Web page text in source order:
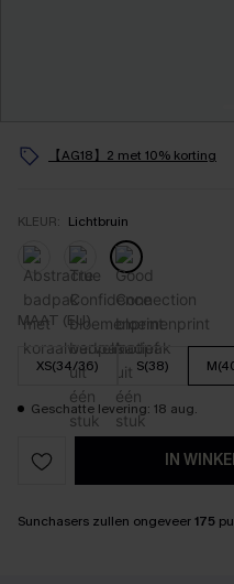
【AG18】2 met 10% korting
KLEUR: Lichtbruin
MAAT (EU)
XS(34/36) S(38)
Geschatte levering: 18 aug.
IN
Sunchasers zullen ongeveer175